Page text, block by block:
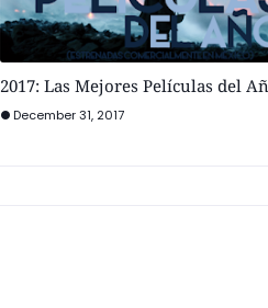
2017: Las Mejores Películas del
December 31, 2017